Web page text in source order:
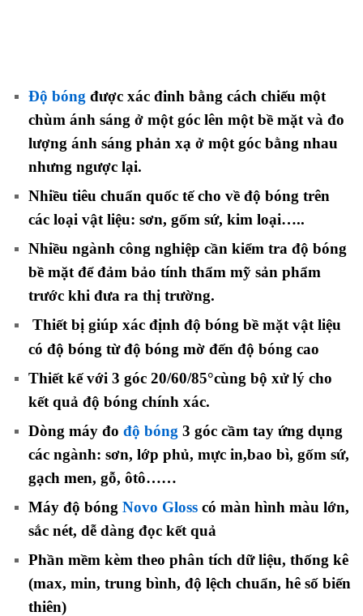
Độ bóng được xác đinh bằng cách chiếu một
chùm ánh sáng ở một góc lên một bề mặt và đo
lượng ánh sáng phản xạ ở một góc bằng nhau
nhưng ngược lại.
Nhiều tiêu chuẩn quốc tế cho về độ bóng trên
các loại vật liệu: sơn, gốm sứ, kim loại…..
Nhiều ngành công nghiệp cần kiểm tra độ bóng
bề mặt để đảm bảo tính thẩm mỹ sản phẩm
trước khi đưa ra thị trường.
Thiết bị giúp xác định độ bóng bề mặt vật liệu
có độ bóng từ độ bóng mờ đến độ bóng cao
Thiết kế với 3 góc 20/60/85°cùng bộ xử lý cho
kết quả độ bóng chính xác.
Dòng máy đo độ bóng 3 góc cầm tay ứng dụng
các ngành: sơn, lớp phủ, mực in,bao bì, gốm sứ,
gạch men, gỗ, ôtô……
Máy độ bóng Novo Gloss có màn hình màu lớn,
sắc nét, dễ dàng đọc kết quả
Phần mềm kèm theo phân tích dữ liệu, thống kê
(max, min, trung bình, độ lệch chuẩn, hê số biến
thiên)